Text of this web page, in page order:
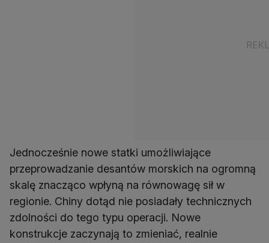
Jednocześnie nowe statki umożliwiające
przeprowadzanie desantów morskich na ogromną
skalę znacząco wpłyną na równowagę sił w
regionie. Chiny dotąd nie posiadały technicznych
zdolności do tego typu operacji. Nowe
konstrukcje zaczynają to zmieniać, realnie